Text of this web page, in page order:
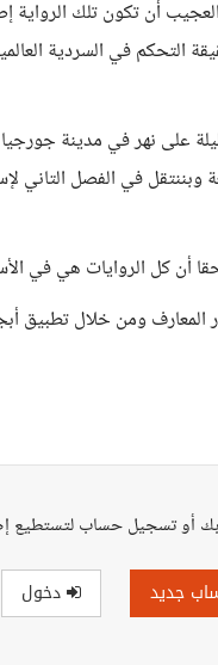
التحكم في السردية
على نهر في مدينة
وبننتقل في الفصل
أن كل الروايات هي في
المعارف ومن خلال تطبيق
أو تسجيل حساب لتستطيع
جديد دخول